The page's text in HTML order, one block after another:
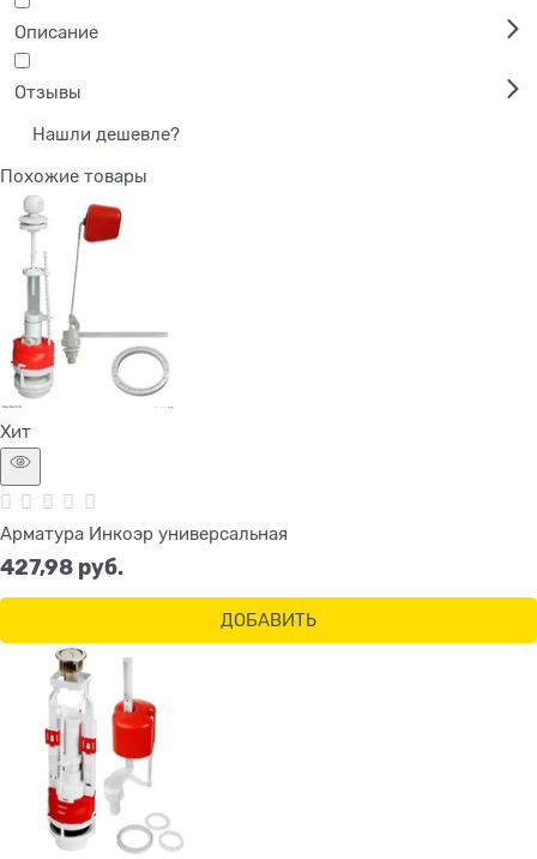
Описание
Отзывы
Нашли дешевле?
Похожие товары
Хит
Арматура Инкоэр универсальная
427,98 руб.
ДОБАВИТЬ